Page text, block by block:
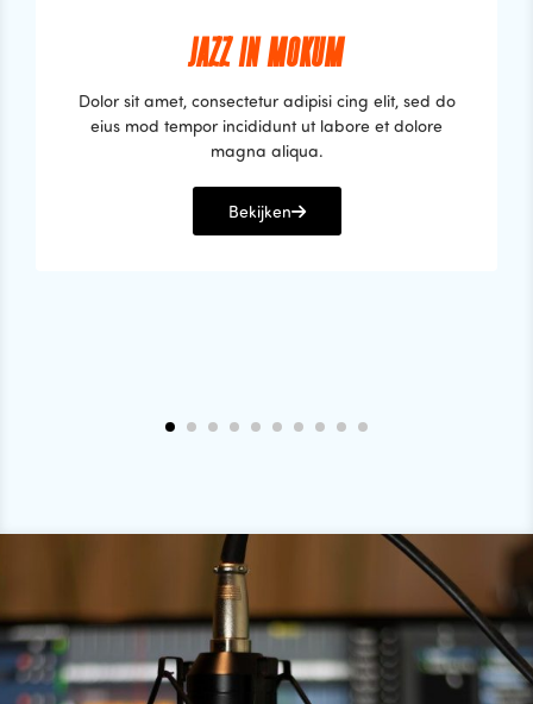
JAZZ IN MOKUM
Dolor sit amet, consectetur adipisi cing elit, sed do
eius mod tempor incididunt ut labore et dolore
magna aliqua.
Bekijken